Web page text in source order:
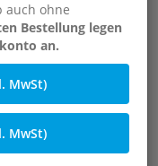
auch ohne
Bestellung legen
an.
MwSt)
MwSt)